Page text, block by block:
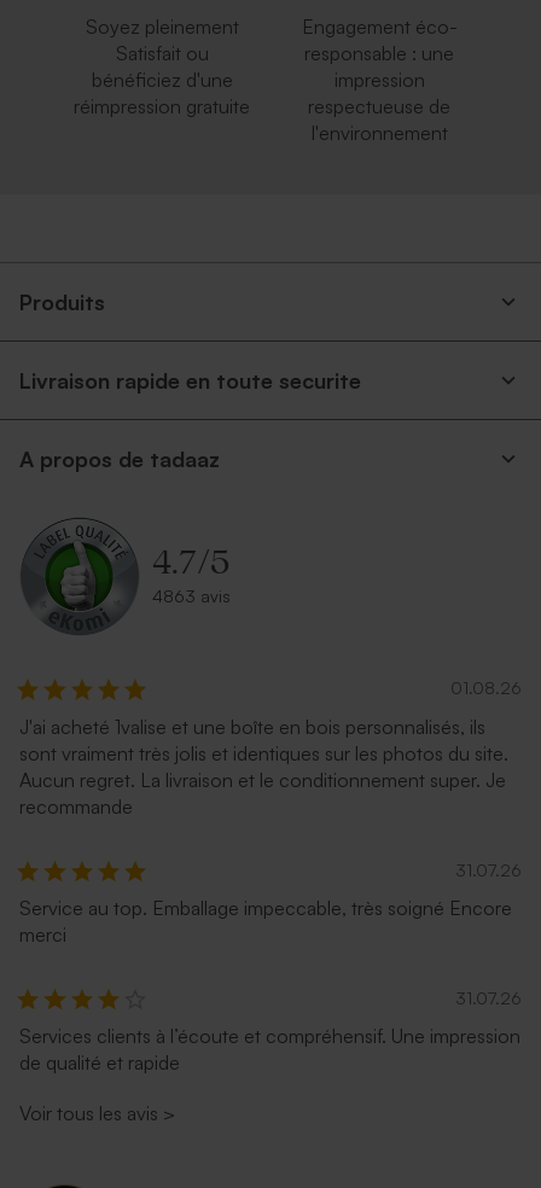
Soyez pleinement
Satisfait ou
bénéficiez d'une
réimpression gratuite
Engagement éco-
responsable : une
impression
respectueuse de
l'environnement
Produits
Livraison rapide en toute securite
A propos de tadaaz
4.7/5
4863 avis
01.08.26
J'ai acheté 1valise et une boîte en bois personnalisés, ils
sont vraiment très jolis et identiques sur les photos du site.
Aucun regret. La livraison et le conditionnement super. Je
recommande
31.07.26
Service au top. Emballage impeccable, très soigné Encore
merci
31.07.26
Services clients à l’écoute et compréhensif. Une impression
de qualité et rapide
Voir tous les avis >